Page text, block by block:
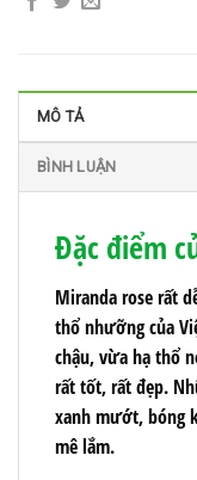
MÔ TẢ
BÌNH LUẬN
Đặc điểm
Miranda rose rất
thổ nhưỡng của
chậu, vừa hạ thổ
rất tốt, rất đẹp.
xanh mướt, bóng
mê lắm.